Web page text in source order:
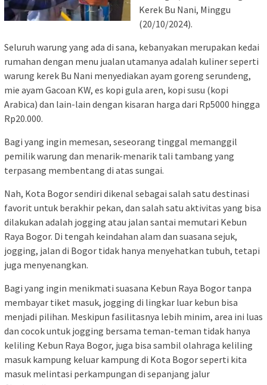
Kerek Bu Nani, Minggu
(20/10/2024).
Seluruh warung yang ada di sana, kebanyakan merupakan kedai
rumahan dengan menu jualan utamanya adalah kuliner seperti
warung kerek Bu Nani menyediakan ayam goreng serundeng,
mie ayam Gacoan KW, es kopi gula aren, kopi susu (kopi
Arabica) dan lain-lain dengan kisaran harga dari Rp5000 hingga
Rp20.000.
Bagi yang ingin memesan, seseorang tinggal memanggil
pemilik warung dan menarik-menarik tali tambang yang
terpasang membentang di atas sungai.
Nah, Kota Bogor sendiri dikenal sebagai salah satu destinasi
favorit untuk berakhir pekan, dan salah satu aktivitas yang bisa
dilakukan adalah jogging atau jalan santai memutari Kebun
Raya Bogor. Di tengah keindahan alam dan suasana sejuk,
jogging, jalan di Bogor tidak hanya menyehatkan tubuh, tetapi
juga menyenangkan.
Bagi yang ingin menikmati suasana Kebun Raya Bogor tanpa
membayar tiket masuk, jogging di lingkar luar kebun bisa
menjadi pilihan. Meskipun fasilitasnya lebih minim, area ini luas
dan cocok untuk jogging bersama teman-teman tidak hanya
keliling Kebun Raya Bogor, juga bisa sambil olahraga keliling
masuk kampung keluar kampung di Kota Bogor seperti kita
masuk melintasi perkampungan di sepanjang jalur